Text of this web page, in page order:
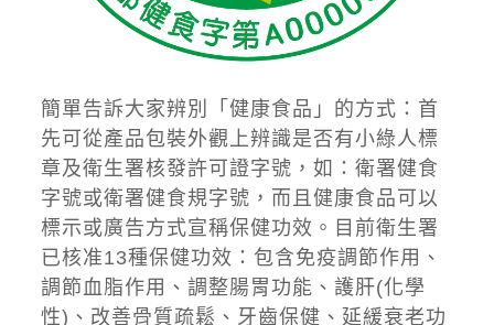
簡單告訴大家辨別「 健康食品 」的方式：首
先可從產品包裝外觀上辨識是否有小綠人標
章及衛生署核發許可證字號，如：衛署健食
字號或衛署健食規字號，而且健康食品可以
標示或廣告方式宣稱保健功效。目前衛生署
已核准13種保健功效：包含免疫調節作用、
調節血脂作用、調整腸胃功能、護肝(化學
性)、改善骨質疏鬆、牙齒保健、延緩衰老功